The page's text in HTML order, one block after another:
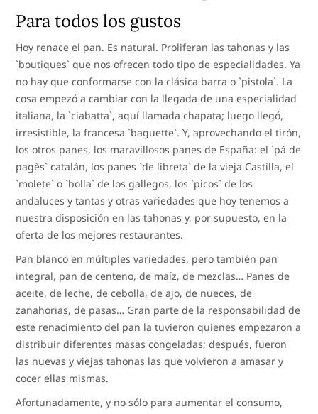
Para todos los gustos
Hoy renace el pan. Es natural. Proliferan las tahonas y las
`boutiques` que nos ofrecen todo tipo de especialidades. Ya
no hay que conformarse con la clásica barra o `pistola`. La
cosa empezó a cambiar con la llegada de una especialidad
italiana, la `ciabatta`, aquí llamada chapata; luego llegó,
irresistible, la francesa `baguette`. Y, aprovechando el tirón,
los otros panes, los maravillosos panes de España: el `pá de
pagès` catalán, los panes `de libreta` de la vieja Castilla, el
`molete` o `bolla` de los gallegos, los `picos` de los
andaluces y tantas y otras variedades que hoy tenemos a
nuestra disposición en las tahonas y, por supuesto, en la
oferta de los mejores restaurantes.
Pan blanco en múltiples variedades, pero también pan
integral, pan de centeno, de maíz, de mezclas… Panes de
aceite, de leche, de cebolla, de ajo, de nueces, de
zanahorias, de pasas… Gran parte de la responsabilidad de
este renacimiento del pan la tuvieron quienes empezaron a
distribuir diferentes masas congeladas; después, fueron
las nuevas y viejas tahonas las que volvieron a amasar y
cocer ellas mismas.
Afortunadamente, y no sólo para aumentar el consumo,